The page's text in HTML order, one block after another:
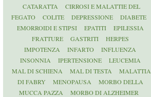
CATARATTA
CIRROSI E MALATTIE DEL
FEGATO
COLITE DEPRESSIONE
DIABETE
EMORROIDI E STIPSI
EPATITI
EPILESSIA
FRATTURE
GASTRITI
HERPES
IMPOTENZA
INFARTO
INFLUENZA
INSONNIA
IPERTENSIONE
LEUCEMIA
MAL DI SCHIENA
MAL DI TESTA
MALATTIA
DI FABRY
MENOPAUSA
MORBO DELLA
MUCCA PAZZA
MORBO DI ALZHEIMER